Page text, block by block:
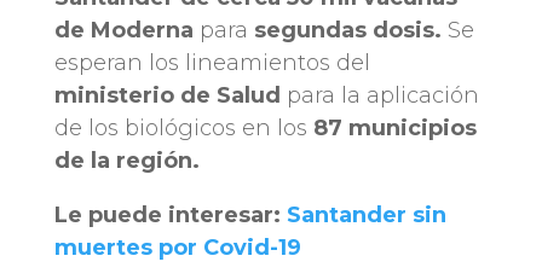
de Moderna para segundas dosis. Se
esperan los lineamientos del
ministerio de Salud para la aplicación
de los biológicos en los 87 municipios
de la región.
Le puede interesar: Santander sin
muertes por Covid-19